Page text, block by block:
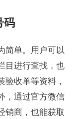
码
简单。用户可以
目进行查找，也
验收单等资料，
，通过官方微信
销商，也能获取